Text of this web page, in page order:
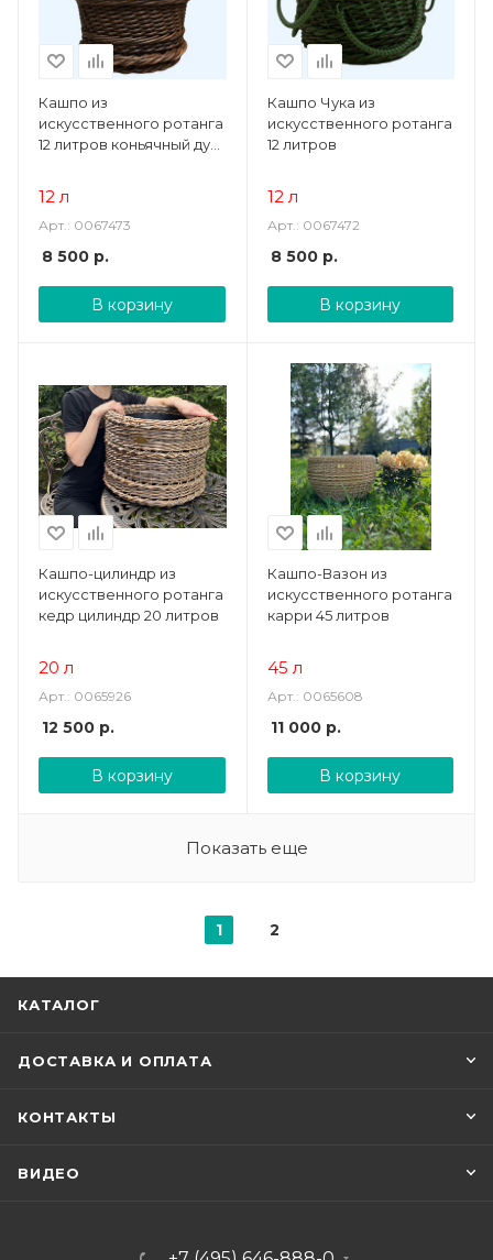
Кашпо из
искусственного ротанга
12 литров коньячный дуб/
12 л
Арт.: 0067473
8 500 р.
В корзину
Кашпо Чука из
искусственного ротанга
12 литров
12 л
Арт.: 0067472
8 500р.
В корзину
Кашпо-цилиндр из
искусственного ротанга
кедр цилиндр 20 литров
20 л
Арт.: 0065926
12 500 р.
В корзину
Кашпо-Вазон из
искусственного ротанга
карри 45 литров
45 л
Арт.: 0065608
11 000р.
В корзину
Показать еще
1 2
КАТАЛОГ
ДОСТАВКА И ОПЛАТА
КОНТАКТЫ
ВИДЕО